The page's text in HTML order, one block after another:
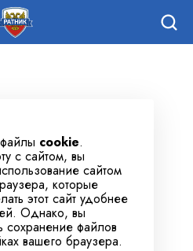
cookie.
с сайтом, вы
сайтом
которые
этот сайт удобнее
Однако, вы
сохранение файлов
вашего браузера.